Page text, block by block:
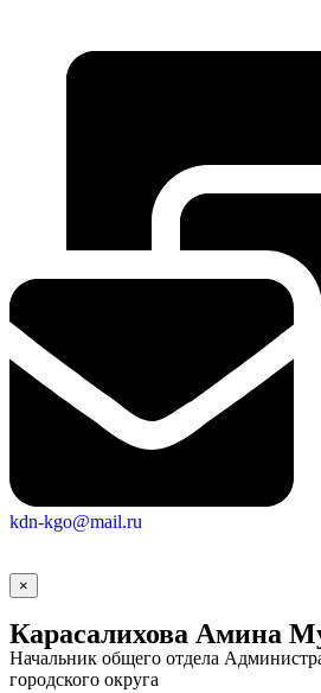
Городская Среда
kdn-kgo@mail.ru
×
Карасалихова Амина
Начальник общего отдела
городского округа